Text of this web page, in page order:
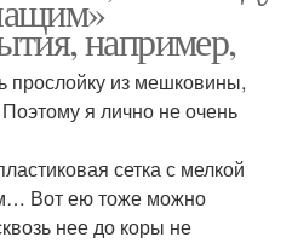
например,
прослойку из мешковины,
я лично не очень
сетка с мелкой
Вот ею тоже можно
нее до коры не